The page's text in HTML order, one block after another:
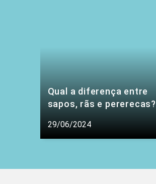
Qual a diferença entre
sapos, rãs e pererecas?
29/06/2024